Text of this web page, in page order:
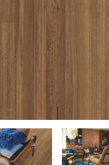
or ESC to close